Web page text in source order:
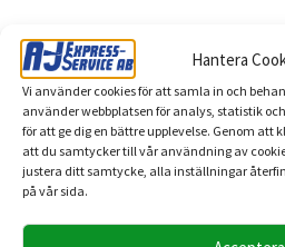
Hantera
Vi använder cookies för att samla in och
använder webbplatsen för analys, statistik
för att ge dig en bättre upplevelse. Genom att
att du samtycker till vår användning av
justera ditt samtycke, alla inställningar
på vår sida.
A-J